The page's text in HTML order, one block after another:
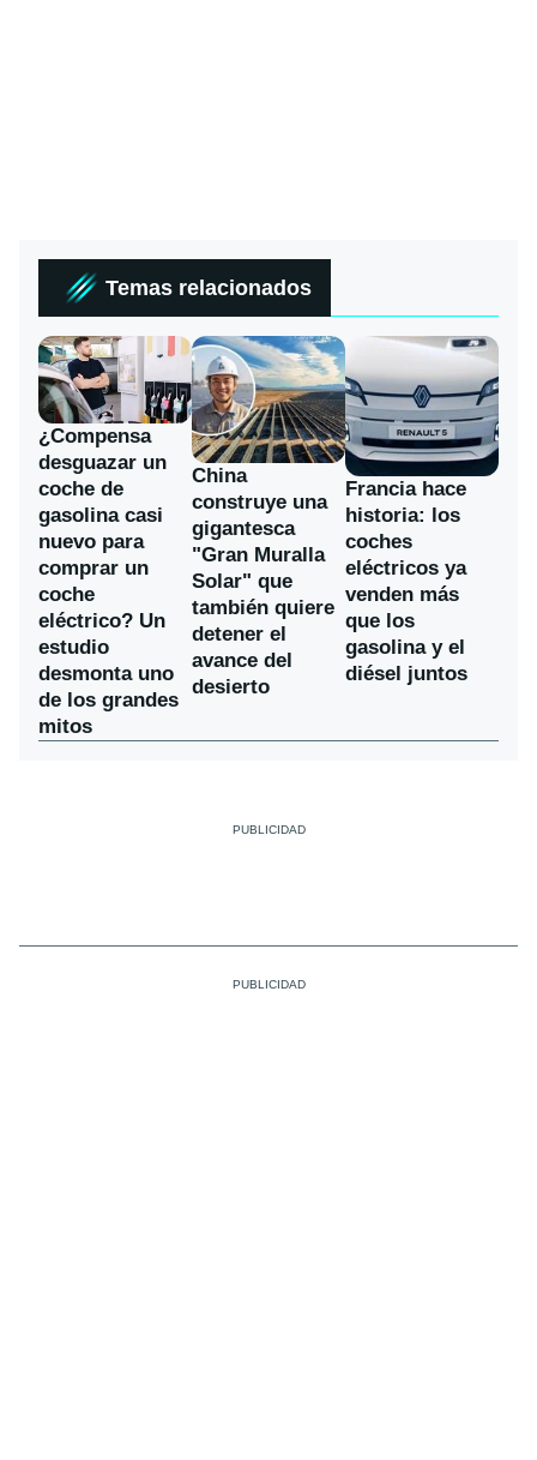
Temas relacionados
¿Compensa
desguazar un
coche de
gasolina casi
nuevo para
comprar un
coche
eléctrico? Un
estudio
desmonta uno
de los grandes
mitos
China
construye una
gigantesca
"Gran Muralla
Solar" que
también quiere
detener el
avance del
desierto
Francia hace
historia: los
coches
eléctricos ya
venden más
que los
gasolina y el
diésel juntos